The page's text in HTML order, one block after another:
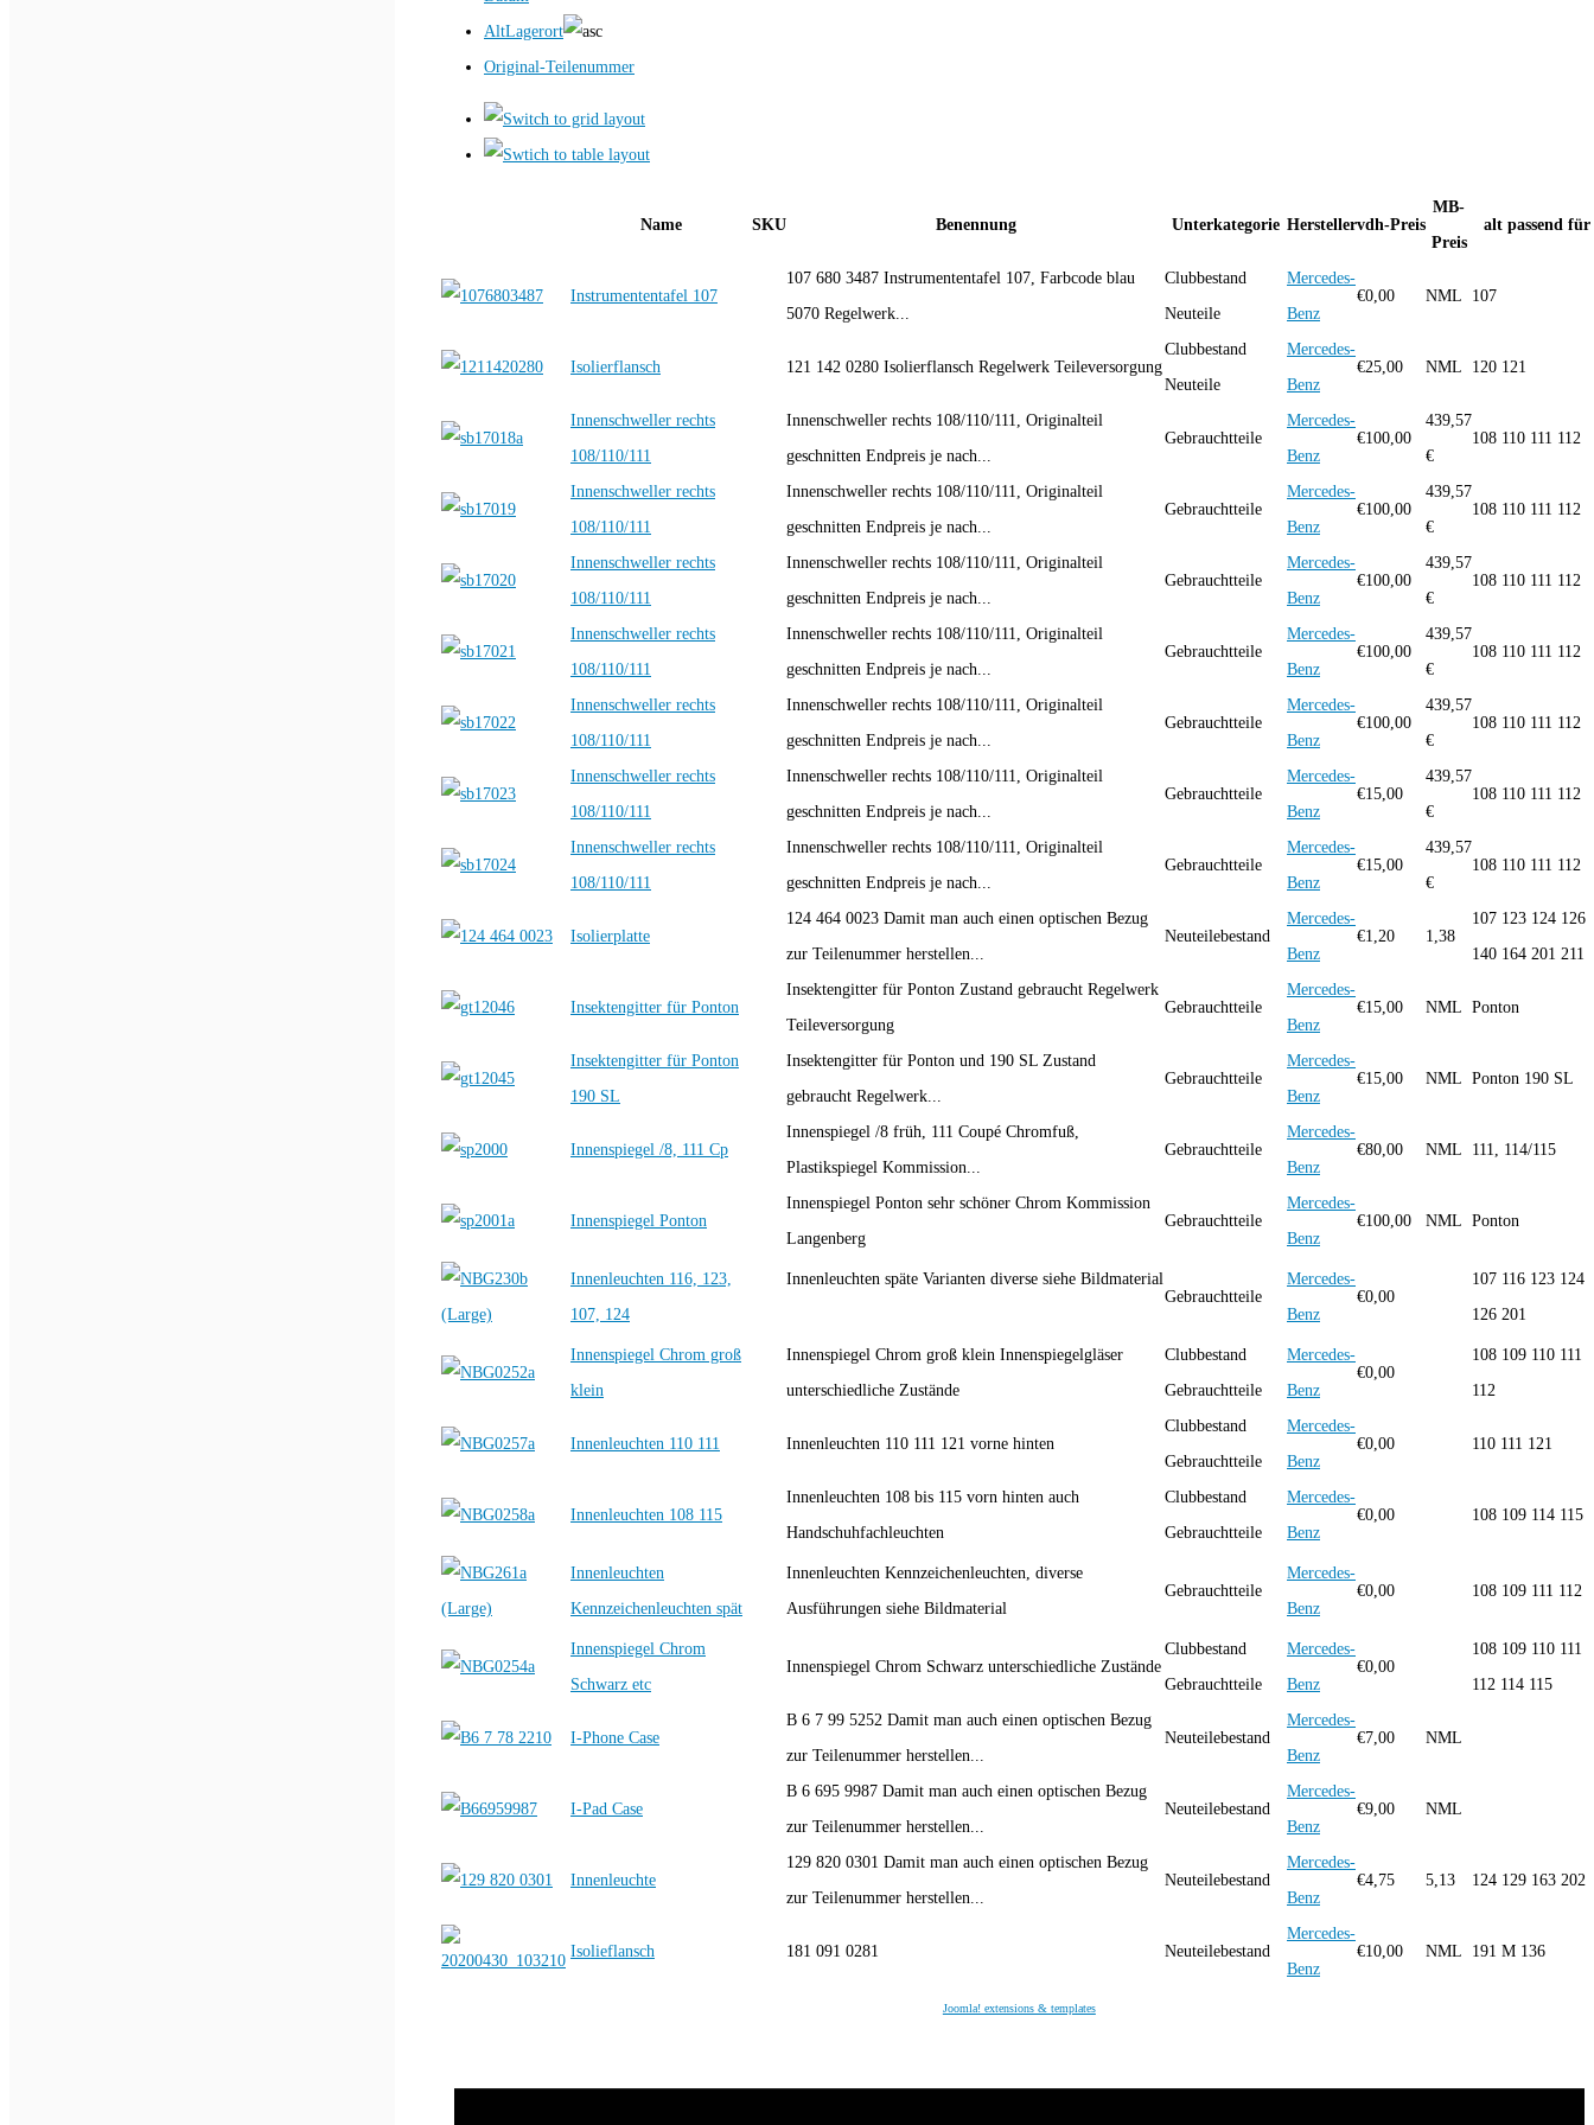
AltLagerort
Original-Teilenummer
Name SKU Benennung Unterkategorie Herstellervdh-Preis
MB-
Preis
alt passend für
Instrumententafel 107
107 680 3487 Instrumententafel 107, Farbcode blau
5070 Regelwerk...
Clubbestand
Neuteile
Mercedes-
Benz
€0,00 NML 107
Isolierflansch 121 142 0280 Isolierflansch Regelwerk Teileversorgung
Clubbestand
Neuteile
Mercedes-
Benz
€25,00 NML 120 121
Innenschweller rechts
108/110/111
Innenschweller rechts 108/110/111, Originalteil
geschnitten Endpreis je nach...
Gebrauchtteile
Mercedes-
Benz
€100,00
439,57
€
108 110 111 112
Innenschweller rechts
108/110/111
Innenschweller rechts 108/110/111, Originalteil
geschnitten Endpreis je nach...
Gebrauchtteile
Mercedes-
Benz
€100,00
439,57
€
108 110 111 112
Innenschweller rechts
108/110/111
Innenschweller rechts 108/110/111, Originalteil
geschnitten Endpreis je nach...
Gebrauchtteile
Mercedes-
Benz
€100,00
439,57
€
108 110 111 112
Innenschweller rechts
108/110/111
Innenschweller rechts 108/110/111, Originalteil
geschnitten Endpreis je nach...
Gebrauchtteile
Mercedes-
Benz
€100,00
439,57
€
108 110 111 112
Innenschweller rechts
108/110/111
Innenschweller rechts 108/110/111, Originalteil
geschnitten Endpreis je nach...
Gebrauchtteile
Mercedes-
Benz
€100,00
439,57
€
108 110 111 112
Innenschweller rechts
108/110/111
Innenschweller rechts 108/110/111, Originalteil
geschnitten Endpreis je nach...
Gebrauchtteile
Mercedes-
Benz
€15,00
439,57
€
108 110 111 112
Innenschweller rechts
108/110/111
Innenschweller rechts 108/110/111, Originalteil
geschnitten Endpreis je nach...
Gebrauchtteile
Mercedes-
Benz
€15,00
439,57
€
108 110 111 112
Isolierplatte
124 464 0023 Damit man auch einen optischen Bezug
zur Teilenummer herstellen...
Neuteilebestand
Mercedes-
Benz
€1,20 1,38
107 123 124 126
140 164 201 211
Insektengitter für Ponton
Insektengitter für Ponton Zustand gebraucht Regelwerk
Teileversorgung
Gebrauchtteile
Mercedes-
Benz
€15,00 NML Ponton
Insektengitter für Ponton
190 SL
Insektengitter für Ponton und 190 SL Zustand
gebraucht Regelwerk...
Gebrauchtteile
Mercedes-
Benz
€15,00 NML Ponton 190 SL
Innenspiegel /8, 111 Cp
Innenspiegel /8 früh, 111 Coupé Chromfuß,
Plastikspiegel Kommission...
Gebrauchtteile
Mercedes-
Benz
€80,00 NML 111, 114/115
Innenspiegel Ponton
Innenspiegel Ponton sehr schöner Chrom Kommission
Langenberg
Gebrauchtteile
Mercedes-
Benz
€100,00 NML Ponton
Innenleuchten 116, 123,
107, 124
Innenleuchten späte Varianten diverse siehe Bildmaterial
Gebrauchtteile
Mercedes-
Benz
€0,00
107 116 123 124
126 201
Innenspiegel Chrom groß
klein
Innenspiegel Chrom groß klein Innenspiegelgläser
unterschiedliche Zustände
Clubbestand
Gebrauchtteile
Mercedes-
Benz
€0,00
108 109 110 111
112
Innenleuchten 110 111 Innenleuchten 110 111 121 vorne hinten
Clubbestand
Gebrauchtteile
Mercedes-
Benz
€0,00 110 111 121
Innenleuchten 108 115
Innenleuchten 108 bis 115 vorn hinten auch
Handschuhfachleuchten
Clubbestand
Gebrauchtteile
Mercedes-
Benz
€0,00 108 109 114 115
Innenleuchten
Kennzeichenleuchten spät
Innenleuchten Kennzeichenleuchten, diverse
Ausführungen siehe Bildmaterial
Gebrauchtteile
Mercedes-
Benz
€0,00 108 109 111 112
Innenspiegel Chrom
Schwarz etc
Innenspiegel Chrom Schwarz unterschiedliche Zustände
Clubbestand
Gebrauchtteile
Mercedes-
Benz
€0,00
108 109 110 111
112 114 115
I-Phone Case
B 6 7 99 5252 Damit man auch einen optischen Bezug
zur Teilenummer herstellen...
Neuteilebestand
Mercedes-
Benz
€7,00 NML
I-Pad Case
B 6 695 9987 Damit man auch einen optischen Bezug
zur Teilenummer herstellen...
Neuteilebestand
Mercedes-
Benz
€9,00 NML
Innenleuchte
129 820 0301 Damit man auch einen optischen Bezug
zur Teilenummer herstellen...
Neuteilebestand
Mercedes-
Benz
€4,75 5,13 124 129 163 202
Isolieflansch 181 091 0281 Neuteilebestand
Mercedes-
Benz
€10,00 NML 191 M 136
Joomla! extensions & templates